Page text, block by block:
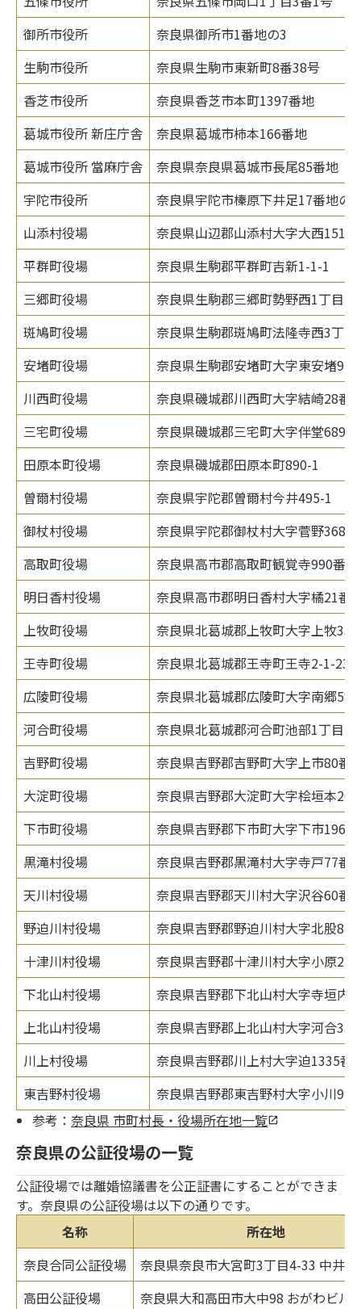
御所市役所
奈良県御所市1番地の3
生駒市役所
奈良県生駒市東新町8番38号
香芝市役所
奈良県香芝市本町1397番地
葛城市役所 新庄庁舎
奈良県葛城市柿本166番地
葛城市役所 當麻庁舎
奈良県奈良県葛城市長尾85番地
宇陀市役所
奈良県宇陀市榛原下井足17番地の3
山添村役場
奈良県山辺郡山添村大字大西151
平群町役場
奈良県生駒郡平群町吉新1-1-1
三郷町役場
奈良県生駒郡三郷町勢野西1丁目1
斑鳩町役場
奈良県生駒郡斑鳩町法隆寺西3丁
安堵町役場
奈良県生駒郡安堵町大字東安堵
川西町役場
奈良県磯城郡川西町大字結崎28番
三宅町役場
奈良県磯城郡三宅町大字伴堂689
田原本町役場
奈良県磯城郡田原本町890-1
曽爾村役場
奈良県宇陀郡曽爾村今井495-1
御杖村役場
奈良県宇陀郡御杖村大字菅野368
高取町役場
奈良県高市郡高取町観覚寺990番
明日香村役場
奈良県高市郡明日香村大字橘21番
上牧町役場
奈良県北葛城郡上牧町大字上牧
王寺町役場
奈良県北葛城郡王寺町王寺2-1-23
広陵町役場
奈良県北葛城郡広陵町大字南郷
河合町役場
奈良県北葛城郡河合町池部1丁目1
吉野町役場
奈良県吉野郡吉野町大字上市80番
大淀町役場
奈良県吉野郡大淀町大字桧垣本
下市町役場
奈良県吉野郡下市町大字下市1960
黒滝村役場
奈良県吉野郡黒滝村大字寺戸77番
天川村役場
奈良県吉野郡天川村大字沢谷60番
野迫川村役場
奈良県吉野郡野迫川村大字北股84
十津川村役場
奈良県吉野郡十津川村大字小原
下北山村役場
奈良県吉野郡下北山村大字寺垣内
上北山村役場
奈良県吉野郡上北山村大字河合
川上村役場
奈良県吉野郡川上村大字迫1335番
東吉野村役場
奈良県吉野郡東吉野村大字小川99
参考：奈良県 市町村長・役場所在地一覧
奈良県の公証役場の一覧
公証役場では離婚協議書を公正証書にすることができま
す。奈良県の公証役場は以下の通りです。
名称
所在地
奈良合同公証役場
奈良県奈良市大宮町3丁目4-33 中井
高田公証役場
奈良県大和高田市大中98 おがわビル